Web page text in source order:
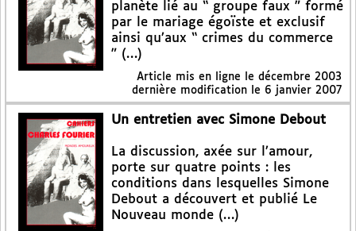
planète lié au “ groupe faux ” formé
par le mariage égoïste et exclusif
ainsi qu’aux “ crimes du commerce
” (…)
Article mis en ligne le décembre 2003
dernière modification le 6 janvier 2007
Un entretien avec Simone Debout
La discussion, axée sur l’amour,
porte sur quatre points : les
conditions dans lesquelles Simone
Debout a découvert et publié Le
Nouveau monde (…)